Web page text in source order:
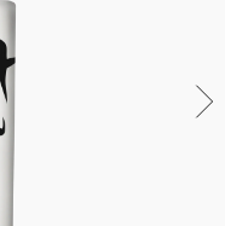
POUR LE TEINT
POUR LES YEUX
ET ACCESSOIRES